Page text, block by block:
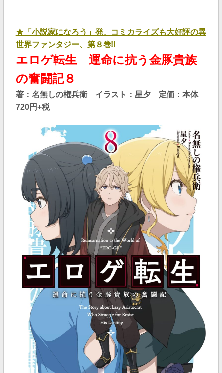
★「小説家になろう」発、コミカライズも大好評の異
世界ファンタジー、第８巻!!
エロゲ転生 運命に抗う金豚貴族
の奮闘記８
著：名無しの権兵衛 イラスト：星夕 定価：本体
720円+税